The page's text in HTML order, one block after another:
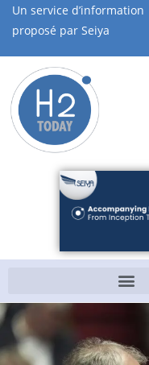
Un service d’information
proposé par Seiya